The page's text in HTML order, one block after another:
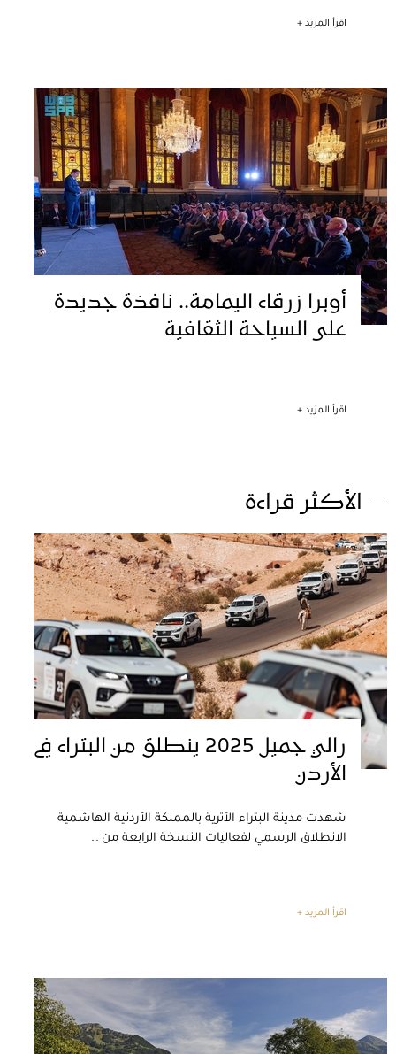
اقرأ المزيد +
أوبرا زرقاء اليمامة.. نافذة جديدة
على السياحة الثقافية
اقرأ المزيد +
الأكثر قراءة
رالي جميل 2025 ينطلق من البتراء في
الأردن
شهدت مدينة البتراء الأثرية بالمملكة الأردنية الهاشمية
الانطلاق الرسمي لفعاليات النسخة الرابعة من …
اقرأ المزيد +